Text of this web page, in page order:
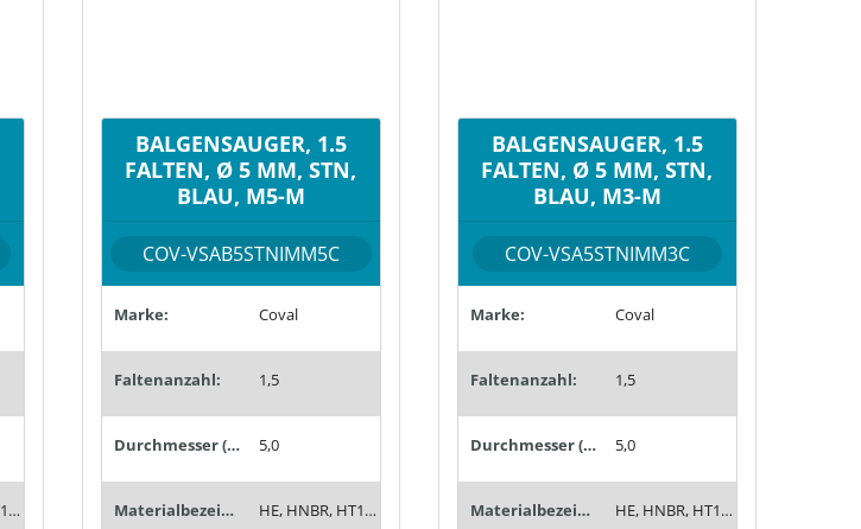
HE, HNBR, HT1, Siton®, Tempaflex, Therban®, Thermalon®
BALGENSAUGER, 1.5
FALTEN, Ø 5 MM, STN,
BLAU, M5-M
COV-VSAB5STNIMM5C
Marke: Coval
Faltenanzahl: 1,5
Durchmesser (mm): 5,0
Materialbezeichnung: HE, HNBR, HT1, Siton®, Tempaflex, Therban®, Thermalon®
BALGENSAUGER, 1.5
FALTEN, Ø 5 MM, STN,
BLAU, M3-M
COV-VSA5STNIMM3C
Marke: Coval
Faltenanzahl: 1,5
Durchmesser (mm): 5,0
Materialbezeichnung: HE, HNBR, HT1, Siton®, Tempaflex, Therban®, Thermalon®